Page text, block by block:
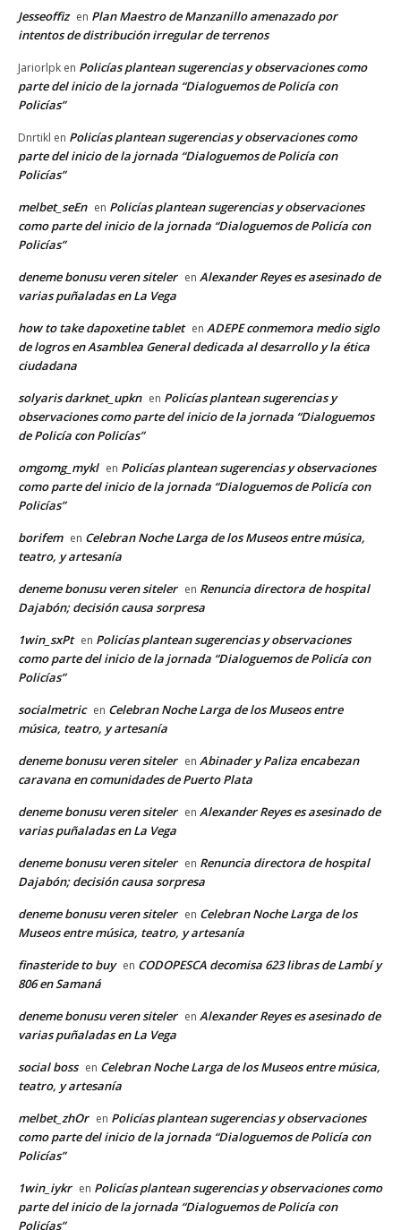
Jesseoffiz en Plan Maestro de Manzanillo amenazado por
intentos de distribución irregular de terrenos
Jariorlpk en Policías plantean sugerencias y observaciones como
parte del inicio de la jornada “Dialoguemos de Policía con
Policías”
Dnrtikl en Policías plantean sugerencias y observaciones como
parte del inicio de la jornada “Dialoguemos de Policía con
Policías”
melbet_seEn en Policías plantean sugerencias y observaciones
como parte del inicio de la jornada “Dialoguemos de Policía con
Policías”
deneme bonusu veren siteler en Alexander Reyes es asesinado de
varias puñaladas en La Vega
how to take dapoxetine tablet en ADEPE conmemora medio siglo
de logros en Asamblea General dedicada al desarrollo y la ética
ciudadana
solyaris darknet_upkn en Policías plantean sugerencias y
observaciones como parte del inicio de la jornada “Dialoguemos
de Policía con Policías”
omgomg_mykl en Policías plantean sugerencias y observaciones
como parte del inicio de la jornada “Dialoguemos de Policía con
Policías”
borifem en Celebran Noche Larga de los Museos entre música,
teatro, y artesanía
deneme bonusu veren siteler en Renuncia directora de hospital
Dajabón; decisión causa sorpresa
1win_sxPt en Policías plantean sugerencias y observaciones
como parte del inicio de la jornada “Dialoguemos de Policía con
Policías”
socialmetric en Celebran Noche Larga de los Museos entre
música, teatro, y artesanía
deneme bonusu veren siteler en Abinader y Paliza encabezan
caravana en comunidades de Puerto Plata
deneme bonusu veren siteler en Alexander Reyes es asesinado de
varias puñaladas en La Vega
deneme bonusu veren siteler en Renuncia directora de hospital
Dajabón; decisión causa sorpresa
deneme bonusu veren siteler en Celebran Noche Larga de los
Museos entre música, teatro, y artesanía
finasteride to buy en CODOPESCA decomisa 623 libras de Lambí y
806 en Samaná
deneme bonusu veren siteler en Alexander Reyes es asesinado de
varias puñaladas en La Vega
social boss en Celebran Noche Larga de los Museos entre música,
teatro, y artesanía
melbet_zhOr en Policías plantean sugerencias y observaciones
como parte del inicio de la jornada “Dialoguemos de Policía con
Policías”
1win_iykr en Policías plantean sugerencias y observaciones como
parte del inicio de la jornada “Dialoguemos de Policía con
Policías”